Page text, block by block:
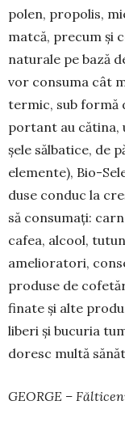
po­len, pro­polis,
mat­că, precum și
natu­rale pe bază
vor consuma cât
ter­mic, sub for­mă
por­­tant au că­tina,
șele sălbatice, de
elemente), Bio-
duse conduc la
să consu­mați:
cafea, al­cool,
ame­lio­ratori,
pro­du­se de
fi­nate și alte
li­beri și bucuria
doresc multă
GEORGE –